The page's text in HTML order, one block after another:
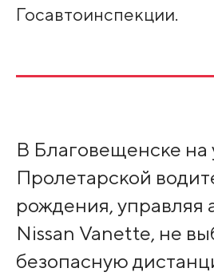
Госавтоинспекции.
В Благовещенске на
Пролетарской
рождения, управляя
Nissan Vanette, не
безопасную